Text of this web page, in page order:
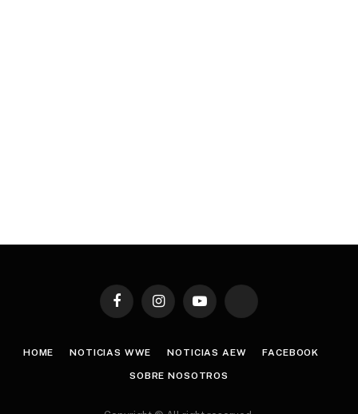
FacebookInstagramYouTube TikTok
HOME NOTICIAS WWE NOTICIAS AEW FACEBOOK
SOBRE NOSOTROS